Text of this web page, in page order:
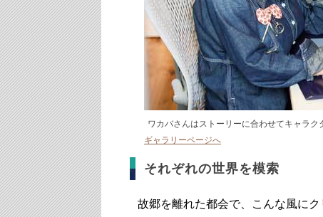
ワカバさんはストーリーに合わせてキャラク
ギャラリーページへ
それぞれの世界を模索
故郷を離れた都会で、こんな風に